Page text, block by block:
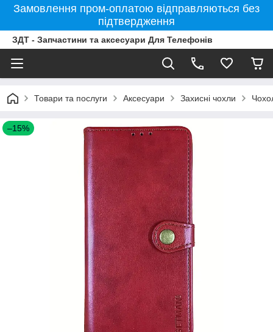
Замовлення пром-оплатою відправляються без
підтвердження
ЗДТ - Запчастини та аксесуари Для Телефонів
Товари та послуги Аксесуари Захисні чохли
–15%